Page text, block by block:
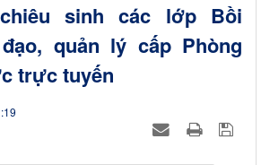
sinh các lớp Bồi
quản lý cấp Phòng
trực tuyến